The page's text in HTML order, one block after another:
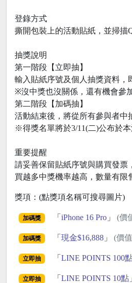
登錄方式
撕開包裝上的活動貼紙，並掃描
抽獎說明
第一階段【立即抽】
輸入貼紙序號及個人抽獎資料，
※沒中獎也沒關係，還有機會參
第二階段【加碼抽】
活動結束後，將從所有參與者中
※得獎名單將於3/11(二)公布於
重要提醒
請妥善保留貼紙序號與購買發票
買越多中獎機率越高，數量有限
獎項：(點獎項名稱可搜尋圖片)
加碼獎 「 iPhone 16 Pro」 (價
加碼獎 「 現金$16,888」 (價
立即抽 「 LINE POINTS 100
立即抽 「 LINE POINTS 10點